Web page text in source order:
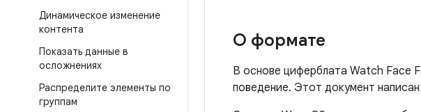
Динамическое изменение
контента
Показать данные в
осложнениях
Распределите элементы по
группам
О формате
В основе циферблата Watch Face
поведение. Этот документ